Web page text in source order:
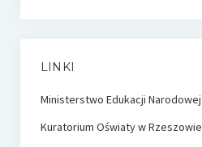
LINKI
Ministerstwo Edukacji Narodowej
Kuratorium Oświaty w Rzeszowie